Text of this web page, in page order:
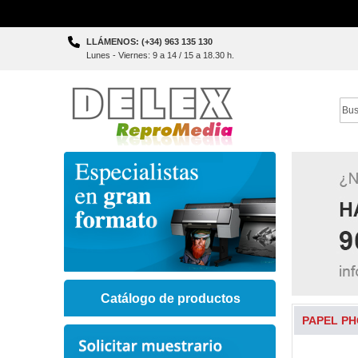
Skip
LLÁMENOS: (+34) 963 135 130
Lunes - Viernes: 9 a 14 / 15 a 18.30 h.
PAPEL
Catálogo de productos